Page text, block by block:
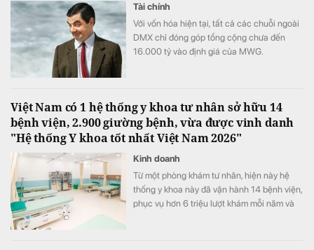
Tài chính
Với vốn hóa hiện tại, tất cả các chuỗi ngoài
DMX chỉ đóng góp tổng cộng chưa đến
16.000 tỷ vào định giá của MWG.
Việt Nam có 1 hệ thống y khoa tư nhân sở hữu 14
bệnh viện, 2.900 giường bệnh, vừa được vinh danh
"Hệ thống Y khoa tốt nhất Việt Nam 2026"
Kinh doanh
Từ một phòng khám tư nhân, hiện này hệ
thống y khoa này đã vận hành 14 bệnh viện,
phục vụ hơn 6 triệu lượt khám mỗi năm và